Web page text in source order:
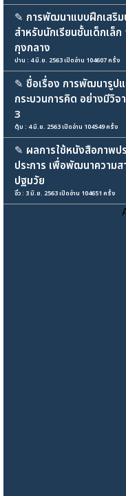
✎ การพัฒนาแบบฝึกเสริ
สำหรับนักเรียนชั้นเด็กเล็
กุงกลาง
ปาน : 4 มิ.ย. 2563 เปิดอ่าน 104607 ครั้ง
✎ ชื่อเรื่อง การพัฒนารูปแ
กระบวนการคิด อย่างมีวิ
3
ตุ้ม : 4 มิ.ย. 2563 เปิดอ่าน 104549 ครั้ง
✎ ผลการใช้หนังสือภาพ
ประการ เพื่อพัฒนาความ
ปฐมวัย
อิ๋ว : 3 มิ.ย. 2563 เปิดอ่าน 104651 ครั้ง